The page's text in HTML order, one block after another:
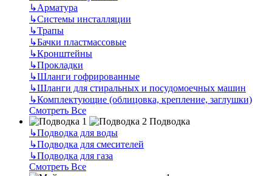
↳Арматура
↳Системы инсталляции
↳Трапы
↳Бачки пластмассовые
↳Кронштейны
↳Прокладки
↳Шланги гофрированные
↳Шланги для стиральных и посудомоечных машин
↳Комплектующие (облицовка, крепление, заглушки)
Смотреть Все
Подводка
↳Подводка для воды
↳Подводка для смесителей
↳Подводка для газа
Смотреть Все